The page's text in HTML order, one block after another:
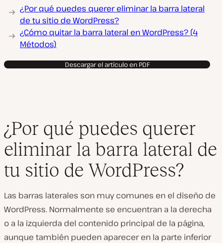
¿Por qué puedes querer eliminar la barra lateral
de tu sitio de WordPress?
¿Cómo quitar la barra lateral en WordPress? (4
Métodos)
Descargar el artículo en PDF
¿Por qué puedes querer
eliminar la barra lateral de
tu sitio de WordPress?
Las barras laterales son muy comunes en el diseño de
WordPress. Normalmente se encuentran a la derecha
o a la izquierda del contenido principal de la página,
aunque también pueden aparecer en la parte inferior